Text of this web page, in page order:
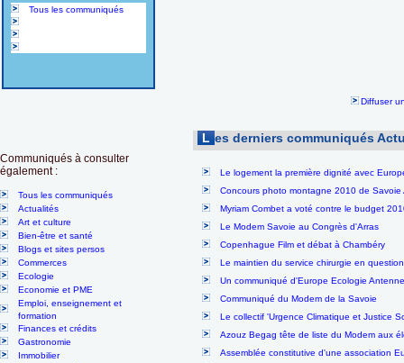
Tous les communiqués
Diffuser
Communiqués à consulter
également :
Tous les communiqués
Actualités
Art et culture
Bien-être et santé
Blogs et sites persos
Commerces
Ecologie
Economie et PME
Emploi, enseignement et
formation
Finances et crédits
Gastronomie
Immobilier
L es derniers communiqués
Le logement la première dignité avec
Concours photo montagne 2010 de
Myriam Combet a voté contre le budget
Le Modem Savoie au Congrès d'Arras
Copenhague Film et débat à Chambéry
Le maintien du service chirurgie en
Un communiqué d'Europe Ecologie
Communiqué du Modem de la Savoie
Le collectif 'Urgence Climatique et Justice
Azouz Begag tête de liste du Modem aux
Assemblée constitutive d'une association